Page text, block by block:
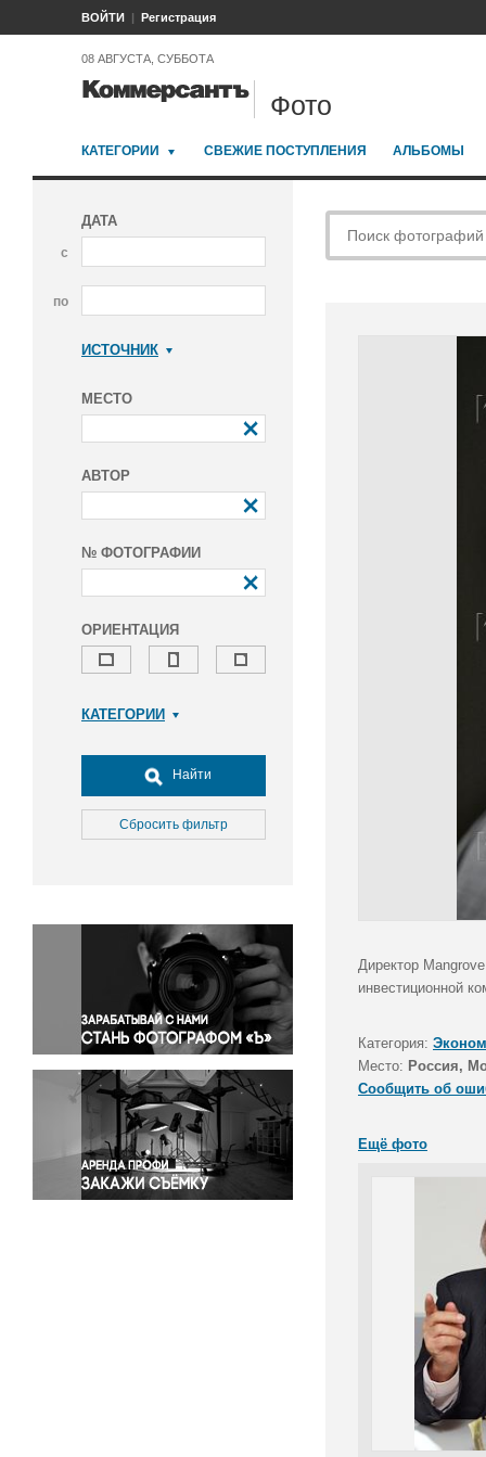
ВОЙТИ Регистрация
08 АВГУСТА, СУББОТА
Фото
КАТЕГОРИИ СВЕЖИЕ ПОСТУПЛЕНИЯ АЛЬБОМЫ
ДАТА
с
по
ИСТОЧНИК
МЕСТО
АВТОР
№ ФОТОГРАФИИ
ОРИЕНТАЦИЯ
КАТЕГОРИИ
Досуг, туризм и отдых
Культура
Медицина
Окружающая среда
Политика
Правосудие
Происшествия и конфликты
Религия
Светская жизнь
Спорт
Экология
Экономика и бизнес
Найти
Сбросить фильтр
Директор
инвестиционной
Категория:
Место: Россия,
Сообщить об
Ещё фото